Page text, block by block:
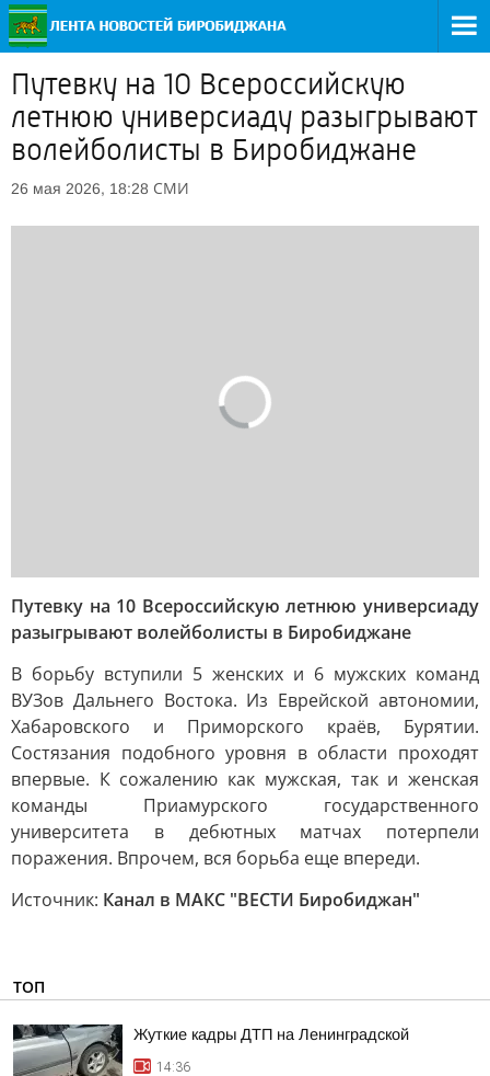
Путевку на 10 Всероссийскую
летнюю универсиаду разыгрывают
волейболисты в Биробиджане
26 мая 2026, 18:28 СМИ
Путевку на 10 Всероссийскую летнюю универсиаду
разыгрывают волейболисты в Биробиджане
В борьбу вступили 5 женских и 6 мужских команд
ВУЗов Дальнего Востока. Из Еврейской автономии,
Хабаровского и Приморского краёв, Бурятии.
Состязания подобного уровня в области проходят
впервые. К сожалению как мужская, так и женская
команды Приамурского государственного
университета в дебютных матчах потерпели
поражения. Впрочем, вся борьба еще впереди.
Источник: Канал в МАКС "ВЕСТИ Биробиджан"
ТОП
Жуткие кадры ДТП на Ленинградской
14:36